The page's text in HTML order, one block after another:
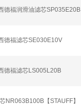
德福润滑油滤芯SP035E20B
德福滤芯SE030E10V
德福滤芯LS005L20B
NR063B100B【STAUFF】